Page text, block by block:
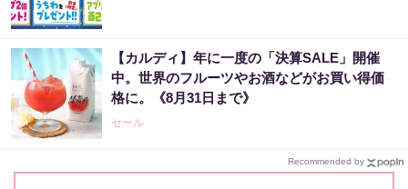
【カルディ】年に一度の「決算SALE」開催
中。世界のフルーツやお酒などがお買い得価
格に。《8月31日まで》
セール
Recommended by